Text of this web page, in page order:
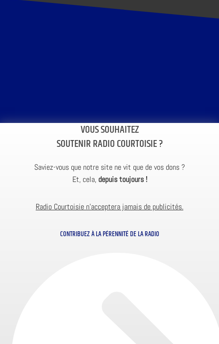
VOUS SOUHAITEZ
SOUTENIR RADIO COURTOISIE ?
Saviez-vous que notre site ne vit que de vos dons ?
Et, cela, depuis toujours !
Radio Courtoisie n’acceptera jamais de publicités.
CONTRIBUEZ À LA PÉRENNITÉ DE LA RADIO